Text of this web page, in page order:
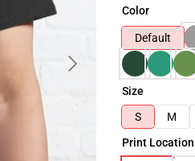
Color
Default
Size
S
M
Print Location